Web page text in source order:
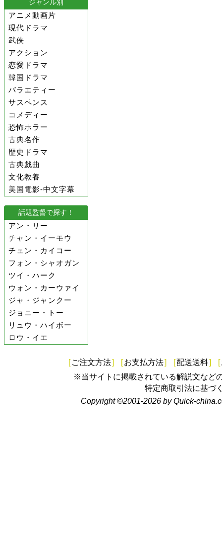
ジャンル別
アニメ動画片
現代ドラマ
武侠
アクション
恋愛ドラマ
韓国ドラマ
バラエティー
サスペンス
コメディー
恐怖ホラー
古典名作
歴史ドラマ
古典戯曲
文化教養
美国電影-中文字幕
話題監督で探す！
アン・リー
チャン・イーモウ
チェン・カイコー
フォン・シャオガン
ツイ・ハーク
ウォン・カーウァイ
ジャ・ジャンクー
ジョニー・トー
リュウ・ハイボー
ロウ・イエ
[ ご注文方法] [お支払方法] [配送送料] [
※当サイトに掲載されている解説文など
特定商取引法に基づ
Copyright ©2001-2026 by Quick-